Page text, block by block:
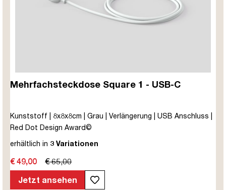
Mehrfachsteckdose Square 1 - USB-C
Kunststoff | 8x8x8cm | Grau | Verlängerung | USB Anschluss |
Red Dot Design Award©
erhältlich in 3 Variationen
€ 49,00
€ 65,00
Jetzt ansehen